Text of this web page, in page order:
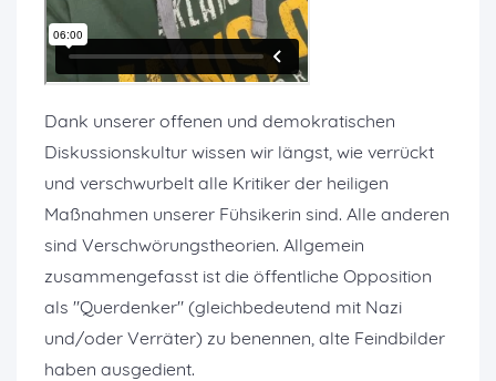
Dank unserer offenen und demokratischen
Diskussionskultur wissen wir längst, wie verrückt
und verschwurbelt alle Kritiker der heiligen
Maßnahmen unserer Fühsikerin sind. Alle anderen
sind Verschwörungstheorien. Allgemein
zusammengefasst ist die öffentliche Opposition
als "Querdenker" (gleichbedeutend mit Nazi
und/oder Verräter) zu benennen, alte Feindbilder
haben ausgedient.